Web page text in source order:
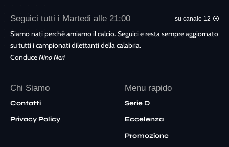
Seguici tutti i Martedi alle 21:00 su canale 12
Siamo nati perchè amiamo il calcio. Seguici e resta sempre aggiornato
su tutti i campionati dilettanti della calabria.
ConduceNino Neri
Chi Siamo
Contatti
Privacy Policy
Menu rapido
Serie D
Eccelenza
Promozione